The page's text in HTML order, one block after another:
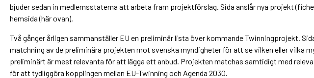
bjuder sedan in medlemsstaterna att arbeta fram projektförslag. Sida anslår nya projekt
hemsida (här ovan).
Två gånger årligen sammanställer EU en preliminär lista över kommande Twinningprojekt.
matchning av de preliminära projekten mot svenska myndigheter för att se vilken eller vilka
preliminärt är mest relevanta för att lägga ett anbud. Projekten matchas samtidigt med
för att tydliggöra kopplingen mellan EU-Twinning och Agenda 2030.